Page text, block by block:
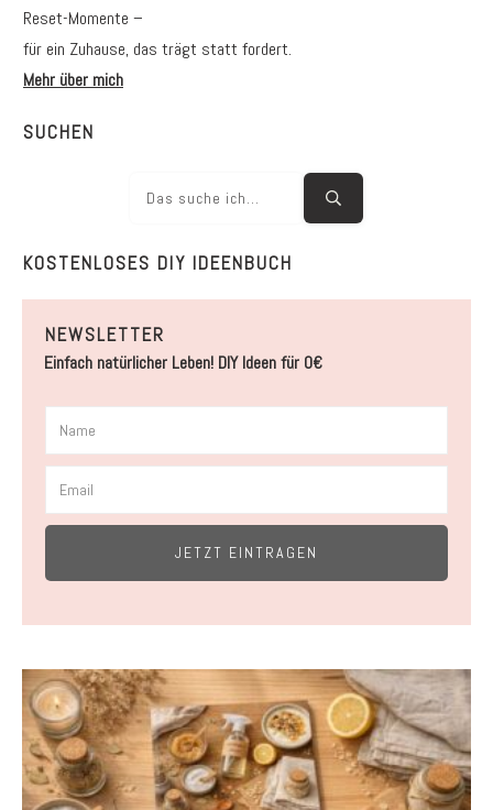
Reset-Momente –
für ein Zuhause, das trägt statt fordert.
Mehr über mich
SUCHEN
KOSTENLOSES DIY IDEENBUCH
NEWSLETTER
Einfach natürlicher Leben! DIY Ideen für 0€
JETZT EINTRAGEN